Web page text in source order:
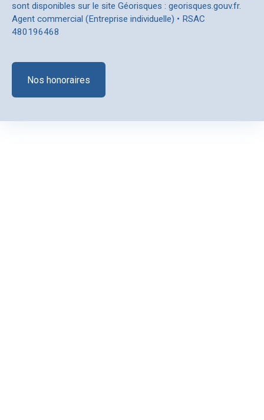
sont disponibles sur le site Géorisques : georisques.gouv.fr.
Agent commercial (Entreprise individuelle) • RSAC
480196468
Nos honoraires